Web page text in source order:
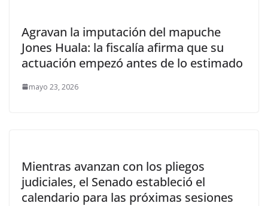
Agravan la imputación del mapuche
Jones Huala: la fiscalía afirma que su
actuación empezó antes de lo estimado
mayo 23, 2026
Mientras avanzan con los pliegos
judiciales, el Senado estableció el
calendario para las próximas sesiones